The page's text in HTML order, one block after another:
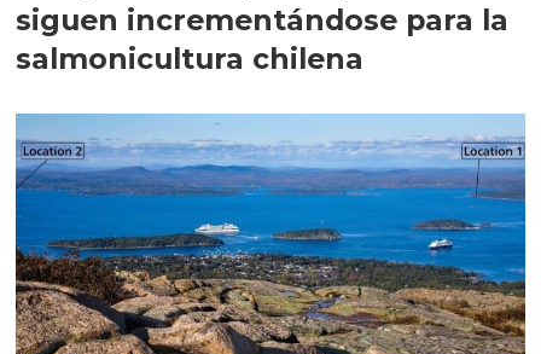
siguen incrementándose para la
salmonicultura chilena